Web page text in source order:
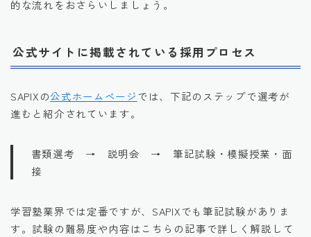
的な流れをおさらいしましょう。
公式サイトに掲載されている採用プロセス
SAPIXの公式ホームページでは、下記のステップで選考が
進むと紹介されています。
書類選考 → 説明会 → 筆記試験・模擬授業・面
接
学習塾業界では定番ですが、SAPIXでも筆記試験がありま
す。試験の難易度や内容はこちらの記事で詳しく解説して